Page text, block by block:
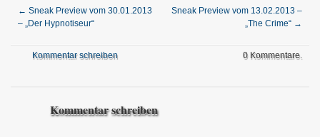
← Sneak Preview vom 30.01.2013
– „Der Hypnotiseur“
Sneak Preview vom 13.02.2013 –
„The Crime“ →
Kommentar schreiben 0 Kommentare.
Kommentar schreiben